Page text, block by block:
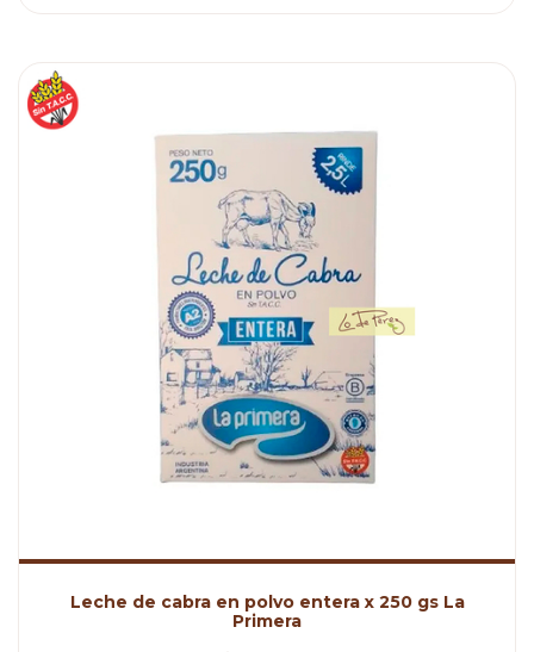
Leche de cabra en polvo entera x 250 gs La
Primera